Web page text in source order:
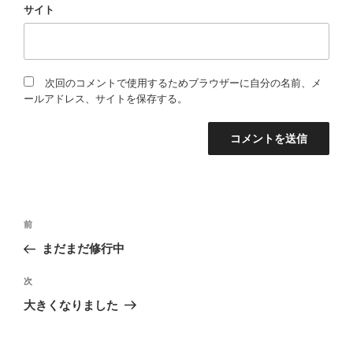
サイト
次回のコメントで使用するためブラウザーに自分の名前、メ
ールアドレス、サイトを保存する。
投
ビ
ゲ
過
の
稿
前
まだまだ修行中
次
投
次
大きくなりました